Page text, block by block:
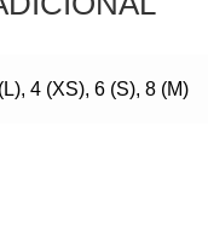
4 (XS), 6 (S), 8 (M)